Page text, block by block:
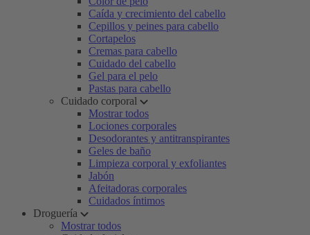
Caída y crecimiento del cabello
Cepillos y peines para cabello
Cortapelos
Cremas para cabello
Cuidado del cabello
Gel para el pelo
Pastas para cabello
Cuidado corporal
Mostrar todos
Lociones corporales
Desodorantes y antitranspirantes
Geles de baño
Limpieza corporal y exfoliantes
Jabón
Afeitadoras corporales
Cuidados íntimos
Droguería
Mostrar todos